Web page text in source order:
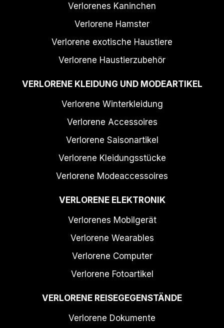
Verlorenes Kaninchen
Verlorene Hamster
Verlorene exotische Haustiere
Verlorene Haustierzubehör
VERLORENE KLEIDUNG UND MODEARTIKEL
Verlorene Winterkleidung
Verlorene Accessoires
Verlorene Saisonartikel
Verlorene Kleidungsstücke
Verlorene Modeaccessoires
VERLORENE ELEKTRONIK
Verlorenes Mobilgerät
Verlorene Wearables
Verlorene Computer
Verlorene Fotoartikel
VERLORENE REISEGEGENSTÄNDE
Verlorene Dokumente